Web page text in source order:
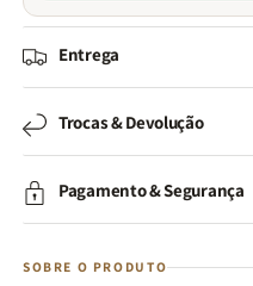
Entrega
Trocas & Devolução
Pagamento & Segurança
SOBRE O PRODUTO